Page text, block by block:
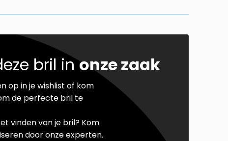
bril inonze zaak
op in je wishlist of kom
de perfecte bril te
vinden van je bril? Kom
door onze experten.